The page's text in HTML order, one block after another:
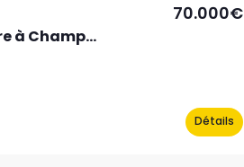
Appartement 3 pièces à vendre à Champigneulles – Réf. 18098
70.000€
Détails